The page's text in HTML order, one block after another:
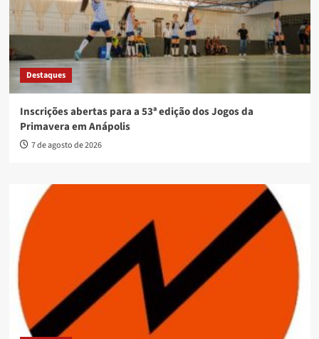
Destaques
Inscrições abertas para a 53ª edição dos Jogos da
Primavera em Anápolis
7 de agosto de 2026